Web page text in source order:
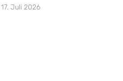
17. Juli 2026